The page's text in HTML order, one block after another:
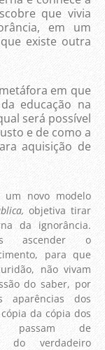
que vivia
em um
existe outra
em que
educação na
será possível
e de como a
aquisição de
um novo modelo
objetiva tirar
da ignorância.
ascender o
para que
não vivam
do saber, por
aparências dos
da cópia dos
passam de
do verdadeiro